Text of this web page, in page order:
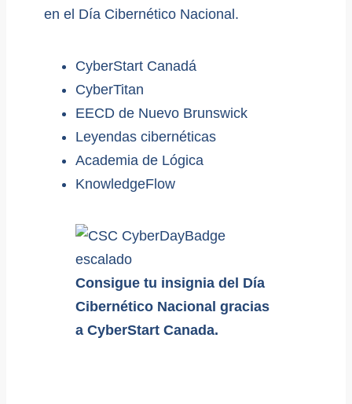
en el Día Cibernético Nacional.
CyberStart Canadá
CyberTitan
EECD de Nuevo Brunswick
Leyendas cibernéticas
Academia de Lógica
KnowledgeFlow
Consigue tu insignia del Día
Cibernético Nacional gracias
a CyberStart Canada.